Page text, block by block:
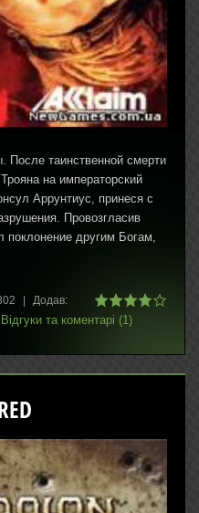
таинственной смерти
на императорский
Аррунтиус, принеся с
Провозгласив
поклонение другим Богам,
Додав:
Відгуки та коментарі (1)